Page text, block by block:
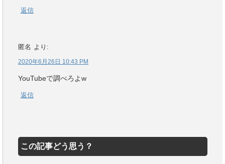
返信
匿名 より:
2020年6月26日 10:43 PM
YouTubeで調べろよw
返信
この記事どう思う？